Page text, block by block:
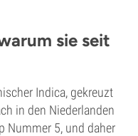
sie seit
Indica, gekreuzt
in den Niederlanden
Nummer 5, und daher